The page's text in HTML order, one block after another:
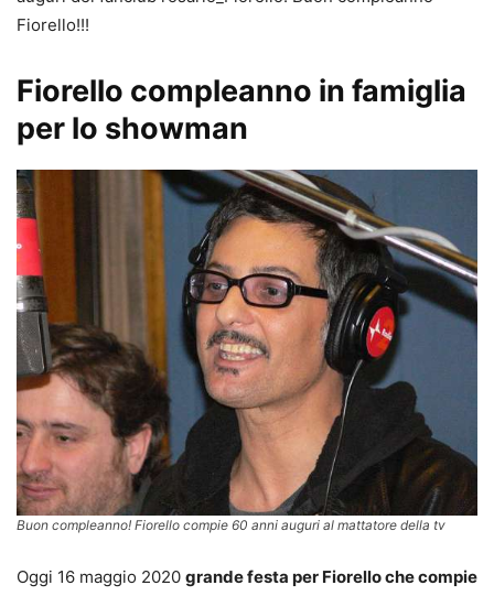
Fiorello!!!
Fiorello compleanno in famiglia
per lo showman
Buon compleanno! Fiorello compie 60 anni auguri al mattatore della tv
Oggi 16 maggio 2020 grande festa per Fiorello che compie